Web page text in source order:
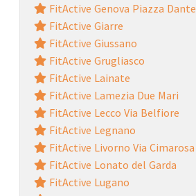
FitActive Genova Piazza Dante
FitActive Giarre
FitActive Giussano
FitActive Grugliasco
FitActive Lainate
FitActive Lamezia Due Mari
FitActive Lecco Via Belfiore
FitActive Legnano
FitActive Livorno Via Cimarosa
FitActive Lonato del Garda
FitActive Lugano